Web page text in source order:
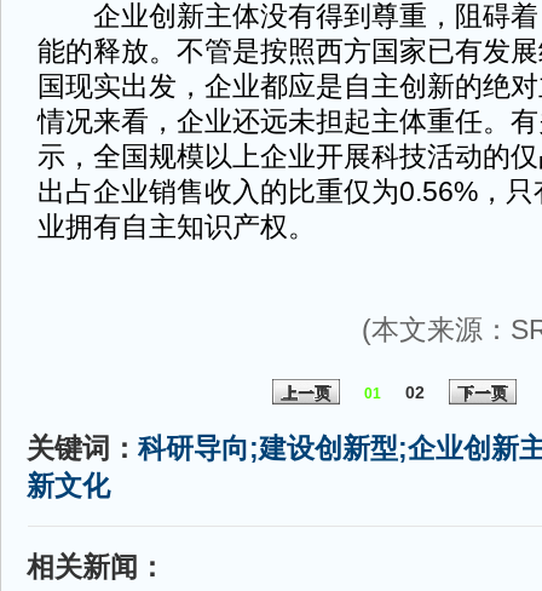
企业创新主体没有得到尊重，阻碍着
能的释放。不管是按照西方国家已有发
国现实出发，企业都应是自主创新的绝
情况来看，企业还远未担起主体重任。
示，全国规模以上企业开展科技活动的
出占企业销售收入的比重仅为0.56%，
业拥有自主知识产权。
(本文来源：
上一页 01 02 下一页
关键词：科研导向;建设创新型;企业创新
新文化
相关新闻：